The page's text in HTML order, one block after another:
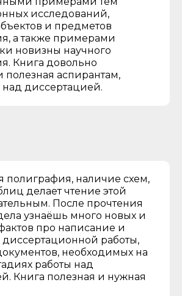
исследований,
и предметов
а также примерами
новизны научного
Книга довольно
полезная аспирантам,
диссертацией.
полиграфия, наличие схем,
делает чтение этой
После прочтения
узнаёшь много новых и
про написание и
работы,
необходимых на
работы над
Книга полезная и нужная